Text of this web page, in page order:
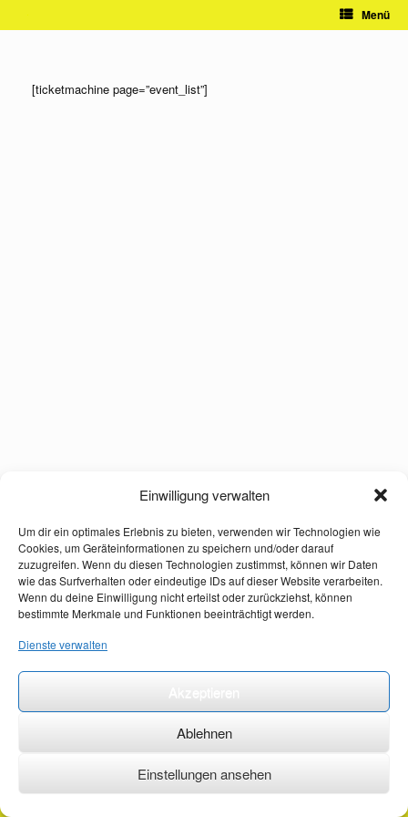
Einwilligung verwalten
Um dir ein optimales Erlebnis zu bieten, verwenden wir Technologien wie
Cookies, um Geräteinformationen zu speichern und/oder darauf
zuzugreifen. Wenn du diesen Technologien zustimmst, können wir Daten
wie das Surfverhalten oder eindeutige IDs auf dieser Website verarbeiten.
Wenn du deine Einwilligung nicht erteilst oder zurückziehst, können
bestimmte Merkmale und Funktionen beeinträchtigt werden.
Dienste verwalten
Ablehnen
Einstellungen ansehen
Menü
[ticketmachine page=”event_list”]
©2026 ·erstehilfekurs-mauch.de ·AGB ·Datenschutzerklärung ·Impressum ·